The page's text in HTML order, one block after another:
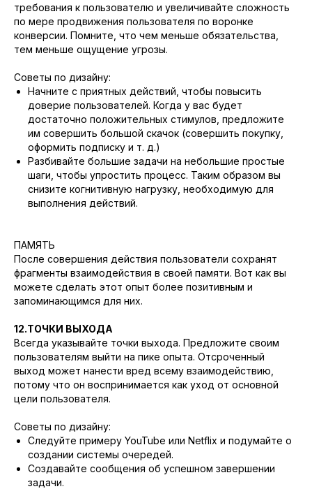
требования к пользователю и увеличивайте сложность
по мере продвижения пользователя по воронке
конверсии. Помните, что чем меньше обязательства,
тем меньше ощущение угрозы.
Советы по дизайну:
Начните с приятных действий, чтобы повысить
доверие пользователей. Когда у вас будет
достаточно положительных стимулов, предложите
им совершить большой скачок (совершить покупку,
оформить подписку и т. д.)
Разбивайте большие задачи на небольшие простые
шаги, чтобы упростить процесс. Таким образом вы
снизите когнитивную нагрузку, необходимую для
выполнения действий.
ПАМЯТЬ
После совершения действия пользователи сохранят
фрагменты взаимодействия в своей памяти. Вот как вы
можете сделать этот опыт более позитивным и
запоминающимся для них.
12.ТОЧКИ ВЫХОДА
Всегда указывайте точки выхода. Предложите своим
пользователям выйти на пике опыта. Отсроченный
выход может нанести вред всему взаимодействию,
потому что он воспринимается как уход от основной
цели пользователя.
Советы по дизайну:
Следуйте примеру YouTube или Netflix и подумайте о
создании системы очередей.
Создавайте сообщения об успешном завершении
задачи.